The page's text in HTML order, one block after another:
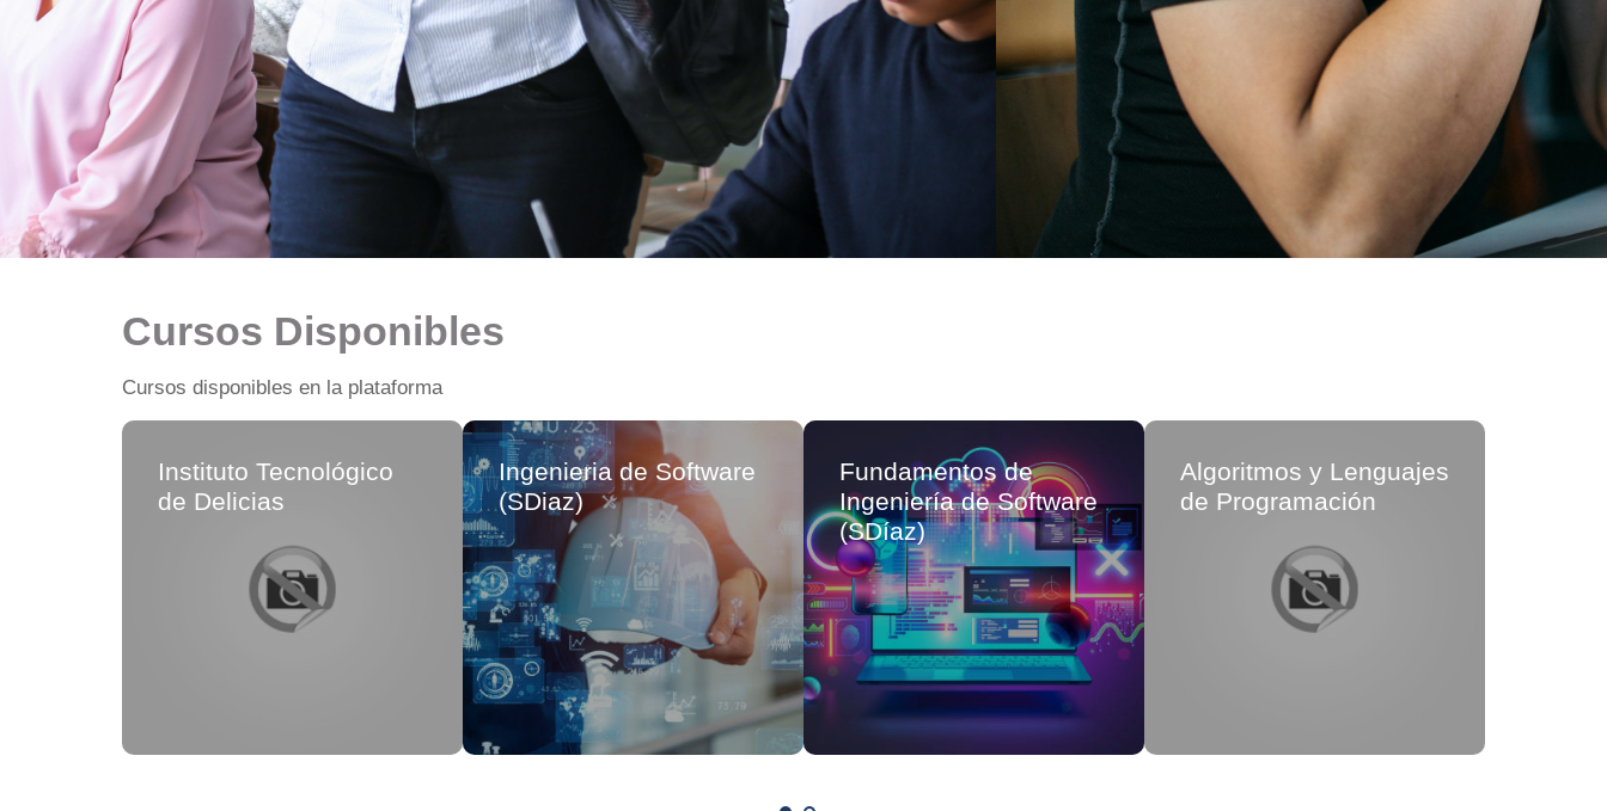
Cursos Disponibles
Cursos disponibles en la plataforma
Instituto Tecnológico
de Delicias
Ingenieria de Software
(SDiaz)
Fundamentos de
Ingeniería de Software
(SDíaz)
Algoritmos y Lenguajes
de Programación